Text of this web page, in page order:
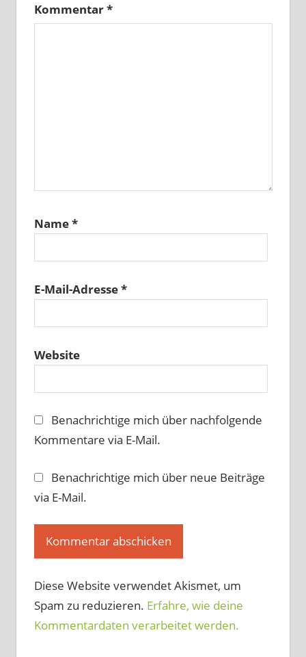
Kommentar*
Name*
E-Mail-Adresse*
Website
Benachrichtige mich über nachfolgende
Kommentare via E-Mail.
Benachrichtige mich über neue Beiträge
via E-Mail.
Diese Website verwendet Akismet, um
Spam zu reduzieren. Erfahre, wie deine
Kommentardaten verarbeitet werden.